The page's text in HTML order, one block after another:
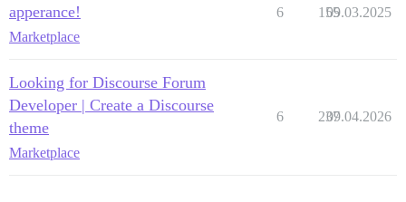
apperance!
Marketplace
6 155
09.03.2025
Looking for Discourse Forum
Developer | Create a Discourse
theme
Marketplace
6 237
09.04.2026